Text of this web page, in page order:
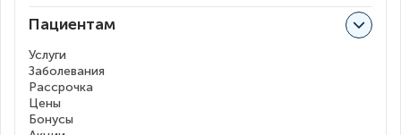
Пациентам
Услуги
Заболевания
Рассрочка
Цены
Бонусы